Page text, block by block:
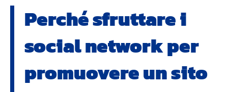
Perché sfruttare i
social network per
promuovere un sito